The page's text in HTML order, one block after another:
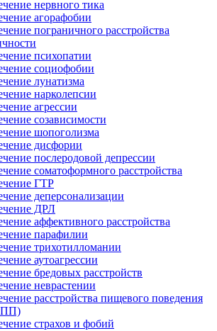
нервного тика
агорафобии
пограничного расстройства
психопатии
социофобии
лунатизма
нарколепсии
агрессии
созависимости
шопоголизма
дисфории
послеродовой депрессии
соматоформного расстройства
ГТР
деперсонализации
ДРЛ
аффективного расстройства
парафилии
трихотилломании
аутоагрессии
бредовых расстройств
неврастении
расстройства пищевого поведения
страхов и фобий